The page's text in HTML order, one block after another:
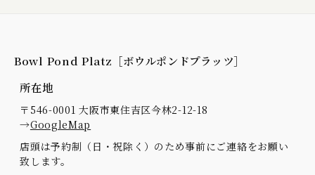
Bowl Pond Platz［ボウルポンドプラッツ］
所在地
〒546-0001 大阪市東住吉区今林2-12-18
→GoogleMap
店頭は予約制（日・祝除く）のため事前にご連絡をお願い
致します。